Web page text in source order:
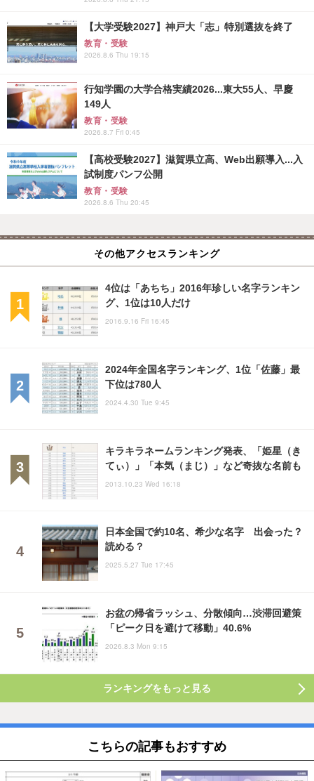
【大学受験2027】神戸大「志」特別選抜を終了
教育・受験
2026.8.6 Thu 19:15
行知学園の大学合格実績2026...東大55人、早慶
149人
教育・受験
2026.8.7 Fri 0:45
【高校受験2027】滋賀県立高、Web出願導入...入
試制度パンフ公開
教育・受験
2026.8.6 Thu 20:45
その他アクセスランキング
4位は「あちち」2016年珍しい名字ランキン
グ、1位は10人だけ
2016.9.16 Fri 16:45
2024年全国名字ランキング、1位「佐藤」最
下位は780人
2024.4.30 Tue 9:45
キラキラネームランキング発表、「姫星（き
てぃ）」「本気（まじ）」など奇抜な名前も
2013.10.23 Wed 16:18
日本全国で約10名、希少な名字 出会った？
読める？
2025.5.27 Tue 17:45
お盆の帰省ラッシュ、分散傾向…渋滞回避策
「ピーク日を避けて移動」40.6%
2026.8.3 Mon 9:15
ランキングをもっと見る
こちらの記事もおすすめ